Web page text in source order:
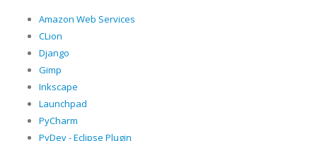
Amazon Web Services
CLion
Django
Gimp
Inkscape
Launchpad
PyCharm
PyDev - Eclipse Plugin